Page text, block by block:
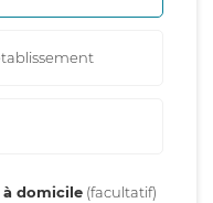
à domicile